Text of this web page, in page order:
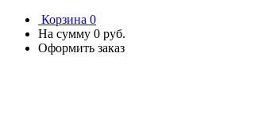
Корзина 0
На сумму 0 руб.
Оформить заказ